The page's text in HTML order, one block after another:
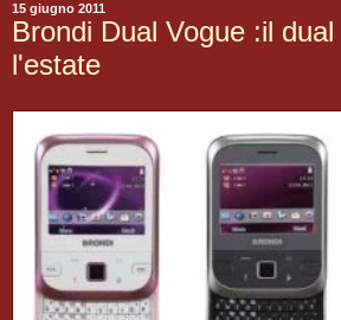
15 giugno 2011
Brondi Dual Vogue :il
l'estate